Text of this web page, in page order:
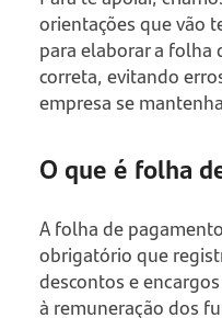
orientações que vão
para elaborar a folha
correta, evitando
empresa se
O que é folha
A folha de
obrigatório que
descontos e
à remuneração dos